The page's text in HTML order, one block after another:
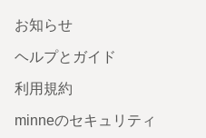
お知らせ
ヘルプとガイド
利用規約
minneのセキュリティ